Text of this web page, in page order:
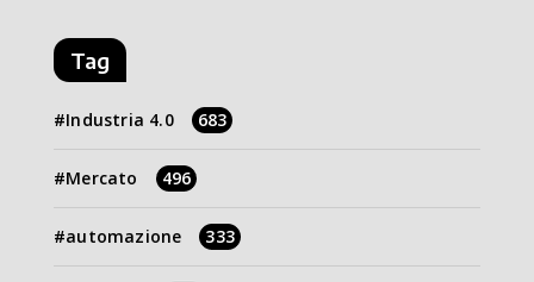
Tag
Industria 4.0 683
Mercato 496
automazione 333